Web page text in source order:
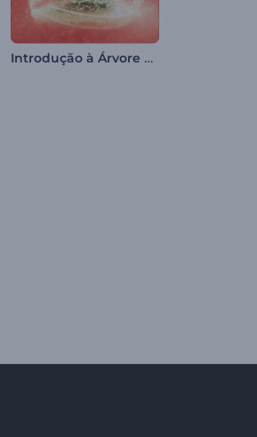
Introdução à Árvore de Natal Brilhante